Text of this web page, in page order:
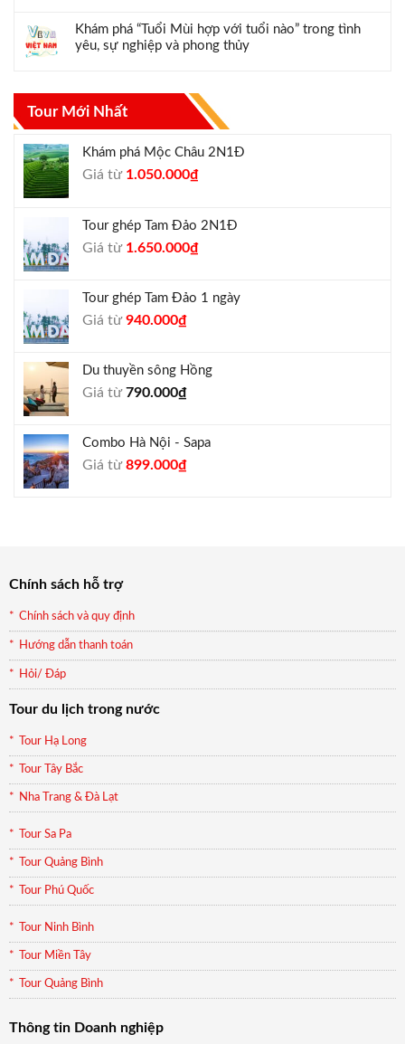
Khám phá “Tuổi Mùi hợp với tuổi nào” trong tình
yêu, sự nghiệp và phong thủy
Tour Mới Nhất
Khám phá Mộc Châu 2N1Đ
Giá từ Giá
1.300.000₫.
1.050.000₫Giá
là:
1.050.000₫.
Tour ghép Tam Đảo 2N1Đ
Giá từ Giá
1.800.000₫.
1.650.000₫Giá
là:
Tour ghép Tam Đảo 1 ngày
Giá từGiá
1.000.000₫.
940.000₫Giá
là:
Du thuyền sông Hồng
Giá từ790.000₫
Combo Hà Nội - Sapa
Giá từGiá
899.000₫Giá
Chính sách hỗ trợ
Chính sách và quy định
Hướng dẫn thanh toán
Hỏi/ Đáp
Tour du lịch trong nước
Tour Hạ Long
Tour Tây Bắc
Nha Trang & Đà Lạt
Tour Sa Pa
Tour Quảng Bình
Tour Phú Quốc
Tour Ninh Bình
Tour Miền Tây
Tour Quảng Bình
Thông tin Doanh nghiệp